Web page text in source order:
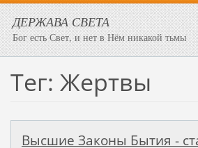
ДЕРЖАВА СВЕТА
Бог есть Свет, и нет в Нём никакой тьмы
Тег: Жертвы
Высшие Законы Бытия -